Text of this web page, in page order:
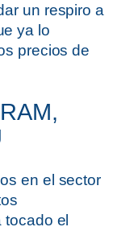
un respiro a
ya lo
precios de
en el sector
el